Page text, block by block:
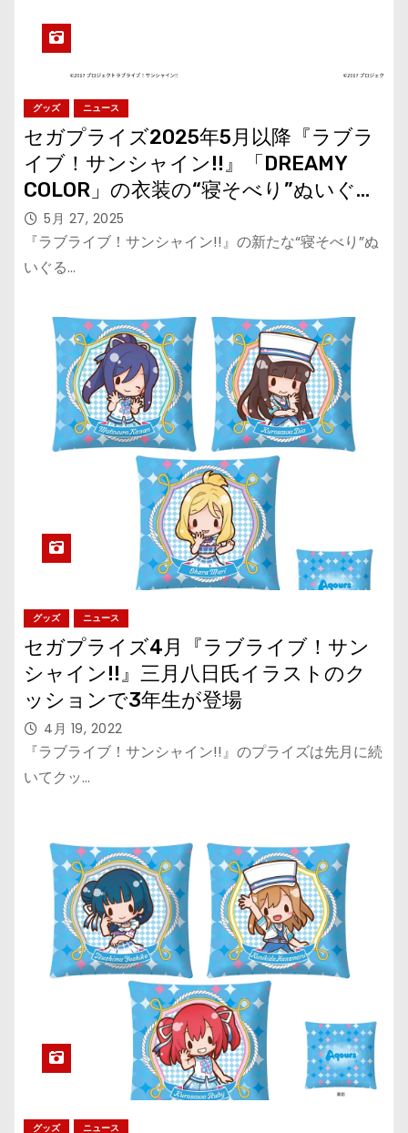
グッズ ニュース
セガプライズ2025年5月以降『ラブラ
イブ！サンシャイン!!』「DREAMY
COLOR」の衣装の“寝そべり”ぬいぐる
みが登場！
5月 27, 2025
『ラブライブ！サンシャイン!!』の新たな“寝そべり”ぬ
いぐる…
グッズ ニュース
セガプライズ4月『ラブライブ！サン
シャイン!!』三月八日氏イラストのク
ッションで3年生が登場
4月 19, 2022
『ラブライブ！サンシャイン!!』のプライズは先月に続
いてクッ…
グッズ ニュース